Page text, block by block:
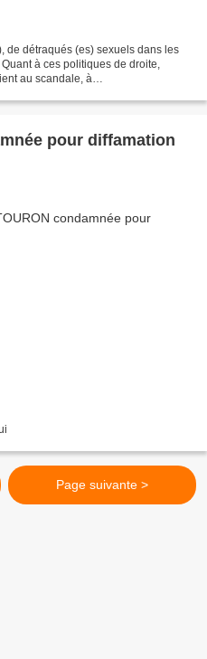
de détraqués (es) sexuels dans les
à ces politiques de droite,
au scandale, à
pour diffamation
Page suivante >